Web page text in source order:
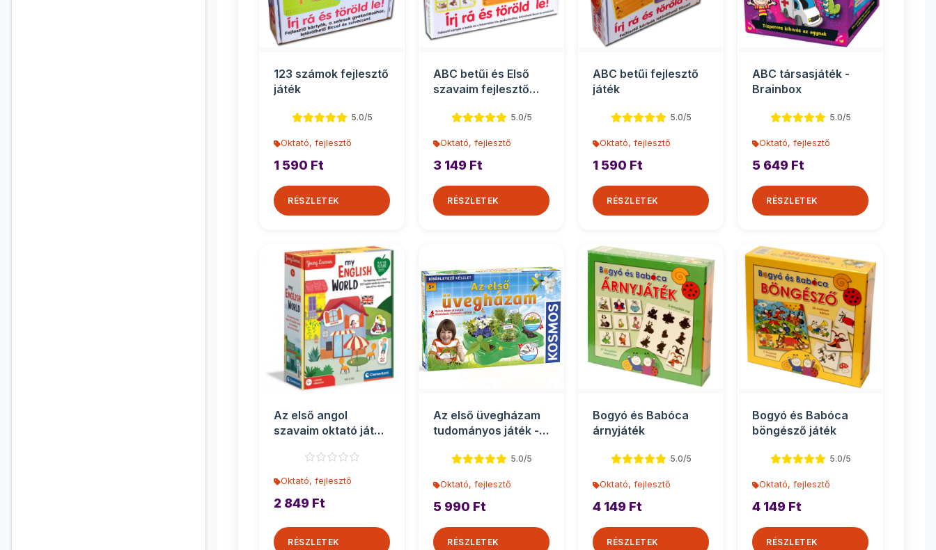
123 számok fejlesztő
játék
5.0/5
Oktató, fejlesztő
1 590 Ft
RÉSZLETEK
ABC betűi és Első
szavaim fejlesztő
5.0/5
Oktató, fejlesztő
3 149 Ft
RÉSZLETEK
ABC betűi fejlesztő
játék
5.0/5
Oktató, fejlesztő
1 590 Ft
RÉSZLETEK
ABC társasjáték -
Brainbox
5.0/5
Oktató, fejlesztő
5 649 Ft
RÉSZLETEK
Az első angol
szavaim oktató játék
Oktató, fejlesztő
2 849 Ft
RÉSZLETEK
Az első üvegházam
tudományos játék -
5.0/5
Oktató, fejlesztő
5 990 Ft
RÉSZLETEK
Bogyó és Babóca
árnyjáték
5.0/5
Oktató, fejlesztő
4 149 Ft
RÉSZLETEK
Bogyó és Babóca
böngésző játék
5.0/5
Oktató, fejlesztő
4 149 Ft
RÉSZLETEK